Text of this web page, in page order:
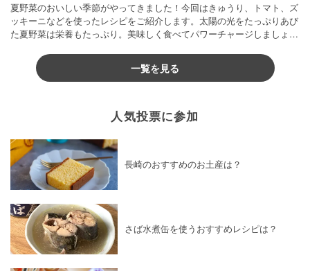
夏野菜のおいしい季節がやってきました！今回はきゅうり、トマト、ズ
ッキーニなどを使ったレシピをご紹介します。太陽の光をたっぷりあび
た夏野菜は栄養もたっぷり。美味しく食べてパワーチャージしましょう
一覧を見る
人気投票に参加
長崎のおすすめのお土産は？
さば水煮缶を使うおすすめレシピは？